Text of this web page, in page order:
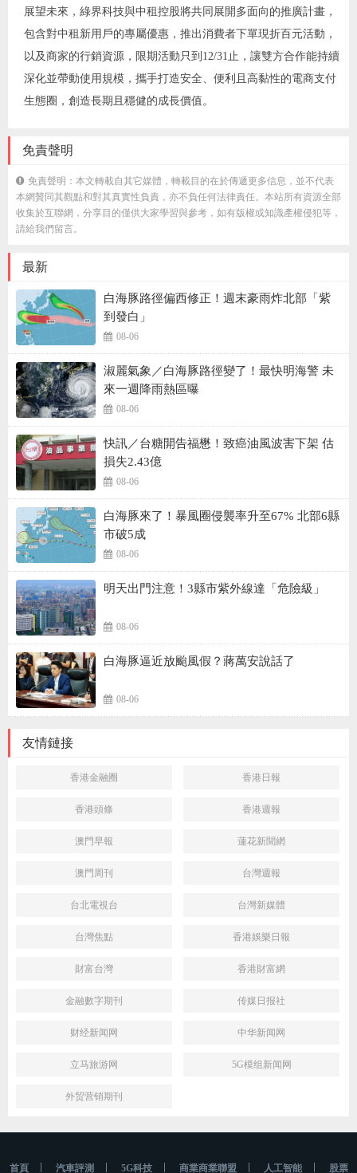
展望未來，綠界科技與中租控股將共同展開多面向的推廣計畫，
包含對中租新用戶的專屬優惠，推出消費者下單現折百元活動，
以及商家的行銷資源，限期活動只到12/31止，讓雙方合作能持續
深化並帶動使用規模，攜手打造安全、便利且高黏性的電商支付
生態圈，創造長期且穩健的成長價值。
免責聲明
免責聲明：本文轉載自其它媒體，轉載目的在於傳遞更多信息，並不代表
本網贊同其觀點和對其真實性負責，亦不負任何法律責任。本站所有資源全部
收集於互聯網，分享目的僅供大家學習與參考，如有版權或知識產權侵犯等，
請給我們留言。
最新
白海豚路徑偏西修正！週末豪雨炸北部「紫
到發白」
08-06
淑麗氣象／白海豚路徑變了！最快明海警 未
來一週降雨熱區曝
08-06
快訊／台糖開告福懋！致癌油風波害下架 估
損失2.43億
08-06
白海豚來了！暴風圈侵襲率升至67% 北部6縣
市破5成
08-06
明天出門注意！3縣市紫外線達「危險級」
08-06
白海豚逼近放颱風假？蔣萬安說話了
08-06
友情鏈接
香港金融圈 香港日報
香港頭條 香港週報
澳門早報 蓮花新聞網
澳門周刊 台灣週報
台北電視台 台灣新媒體
台灣焦點 香港娛樂日報
財富台灣 香港財富網
金融數字期刊 传媒日报社
财经新闻网 中华新闻网
立马旅游网 5G模组新闻网
外贸营销期刊
首頁 汽車評測 5G科技 商業商業聯盟 人工智能 股票